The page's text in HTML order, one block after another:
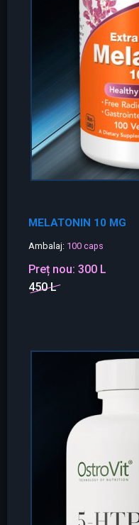
MELATONIN 10 MG
Ambalaj: 100 caps
Preț nou: 300 L
450 L